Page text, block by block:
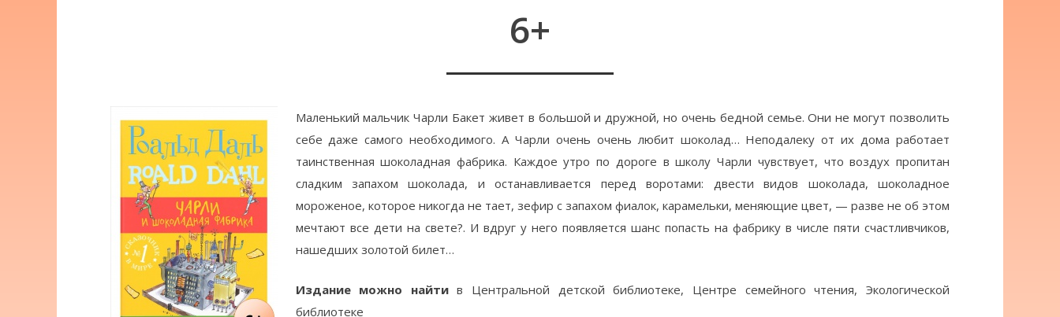
6+
Маленький мальчик Чарли Бакет живет в большой и дружной, но очень бедной семье. Они не могут позволить
себе даже самого необходимого. А Чарли очень очень любит шоколад… Неподалеку от их дома работает
таинственная шоколадная фабрика. Каждое утро по дороге в школу Чарли чувствует, что воздух пропитан
сладким запахом шоколада, и останавливается перед воротами: двести видов шоколада, шоколадное
мороженое, которое никогда не тает, зефир с запахом фиалок, карамельки, меняющие цвет, — разве не об этом
мечтают все дети на свете?. И вдруг у него появляется шанс попасть на фабрику в числе пяти счастливчиков,
нашедших золотой билет…
Издание можно найтив Центральной детской библиотеке, Центре семейного чтения, Экологической
библиотеке